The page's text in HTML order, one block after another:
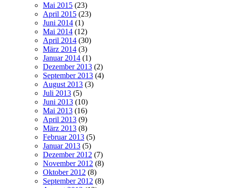
Mai 2015 (23)
April 2015 (23)
Juni 2014 (1)
Mai 2014 (12)
April 2014 (30)
März 2014 (3)
Januar 2014 (1)
Dezember 2013 (2)
September 2013 (4)
August 2013 (3)
Juli 2013 (5)
Juni 2013 (10)
Mai 2013 (16)
April 2013 (9)
März 2013 (8)
Februar 2013 (5)
Januar 2013 (5)
Dezember 2012 (7)
November 2012 (8)
Oktober 2012 (8)
September 2012 (8)